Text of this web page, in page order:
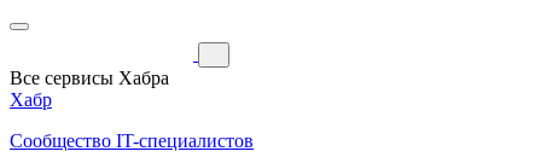
Все сервисы Хабра
Хабр
Сообщество IT-специалистов